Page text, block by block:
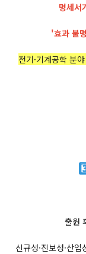
명세서
'효과 불
전기·기계공학 분
출원
신규성·진보성·산